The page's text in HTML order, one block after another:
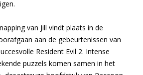
van Jill vindt plaats in de
aan de gebeurtenissen van
Resident Evil 2. Intense
puzzels komen samen in het